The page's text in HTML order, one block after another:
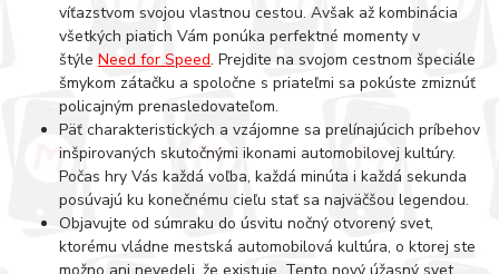
víťazstvom svojou vlastnou cestou. Avšak až kombinácia
všetkých piatich Vám ponúka perfektné momenty v
štýleNeed for Speed. Prejdite na svojom cestnom špeciále
šmykom zátačku a spoločne s priateľmi sa pokúste zmiznúť
policajným prenasledovateľom.
Päť charakteristických a vzájomne sa prelínajúcich príbehov
inšpirovaných skutočnými ikonami automobilovej kultúry.
Počas hry Vás každá voľba, každá minúta i každá sekunda
posúvajú ku konečnému cieľu stať sa najväčšou legendou.
Objavujte od súmraku do úsvitu nočný otvorený svet,
ktorému vládne mestská automobilová kultúra, o ktorej ste